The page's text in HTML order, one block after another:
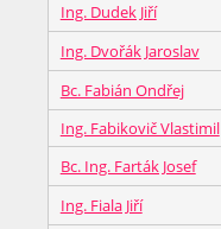
Ing. Dudek Jiří
Ing. Dvořák Jaroslav
Bc. Fabián Ondřej
Ing. Fabikovič Vlastimil
Bc. Ing. Farták Josef
Ing. Fiala Jiří